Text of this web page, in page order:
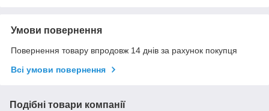
Умови повернення
Повернення товару впродовж 14 днів за рахунок покупця
Всі умови повернення
Подібні товари компанії